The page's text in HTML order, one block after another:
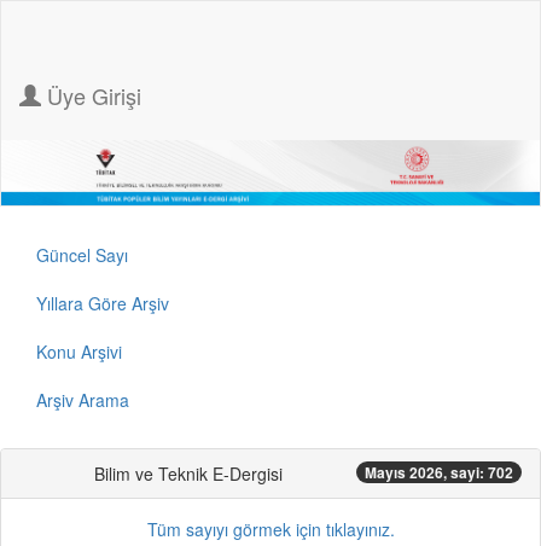
Üye Girişi
Güncel Sayı
Yıllara Göre Arşiv
Konu Arşivi
Arşiv Arama
Bilim ve Teknik E-Dergisi Mayıs 2026, sayi: 702
Tüm sayıyı görmek için tıklayınız.